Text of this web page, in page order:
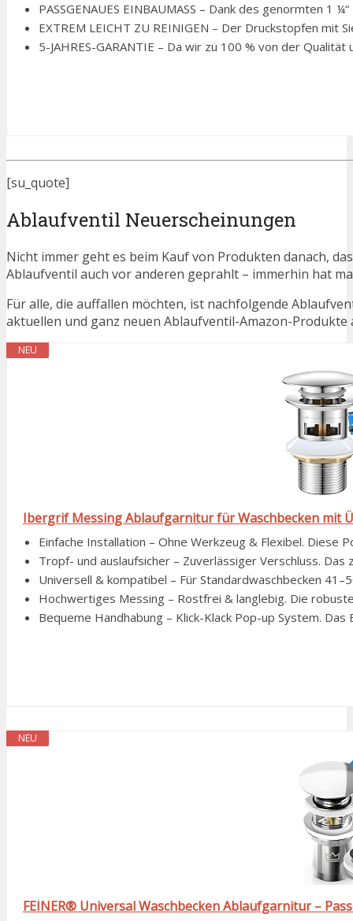
PASSGENAUES EINBAUMASS – Dank des genormten 1
EXTREM LEICHT ZU REINIGEN – Der Druckstopfen mit
5-JAHRES-GARANTIE – Da wir zu 100 % von der
[su_quote]
Ablaufventil Neuerscheinungen
Nicht immer geht es beim Kauf von Produkten danach,
Ablaufventil auch vor anderen geprahlt – immerhin hat
Für alle, die auffallen möchten, ist nachfolgende
aktuellen und ganz neuen Ablaufventil-Amazon-Produkte
NEU
Ibergrif Messing Ablaufgarnitur für Waschbecken mit
Einfache Installation – Ohne Werkzeug & Flexibel. Diese
Tropf- und auslaufsicher – Zuverlässiger Verschluss. Das
Universell & kompatibel – Für Standardwaschbecken
Hochwertiges Messing – Rostfrei & langlebig. Die
Bequeme Handhabung – Klick-Klack Pop-up System.
NEU
FEINER® Universal Waschbecken Ablaufgarnitur –